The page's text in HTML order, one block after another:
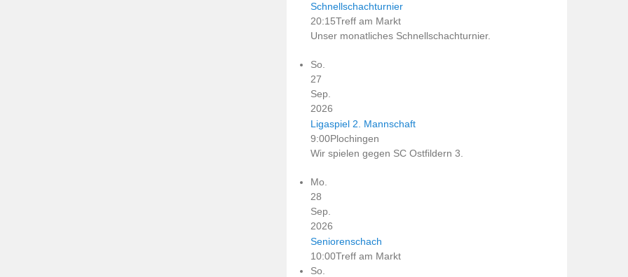
Schnellschachturnier
20:15Treff am Markt
Unser monatliches Schnellschachturnier.
So.
27
Sep.
2026
Ligaspiel 2. Mannschaft
9:00Plochingen
Wir spielen gegen SC Ostfildern 3.
Mo.
28
Sep.
2026
Seniorenschach
10:00Treff am Markt
So.